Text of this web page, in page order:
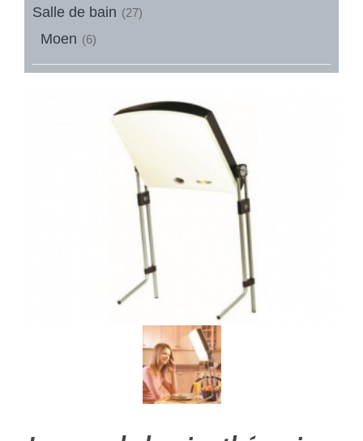
Salle de bain (27)
Moen (6)